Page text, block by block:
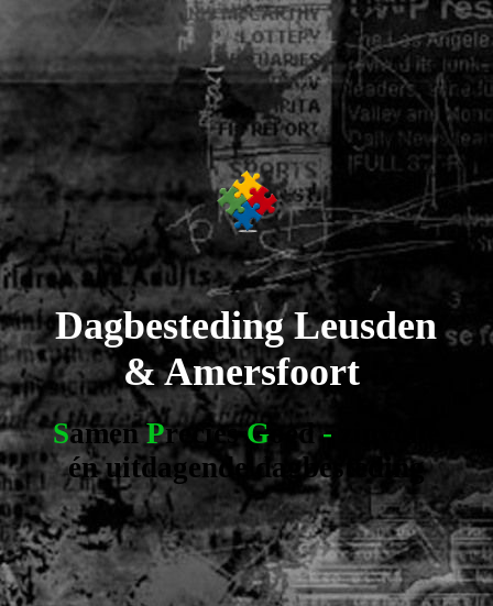
Dagbesteding Leusden
& Amersfoort
SamenPrecies Goed -
én uitdagende dagbesteding